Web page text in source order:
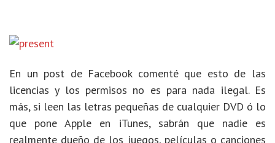
En un post de Facebook comenté que esto de las
licencias y los permisos no es para nada ilegal. Es
más, si leen las letras pequeñas de cualquier DVD ó lo
que pone Apple en iTunes, sabrán que nadie es
realmente dueño de los juegos, películas o canciones